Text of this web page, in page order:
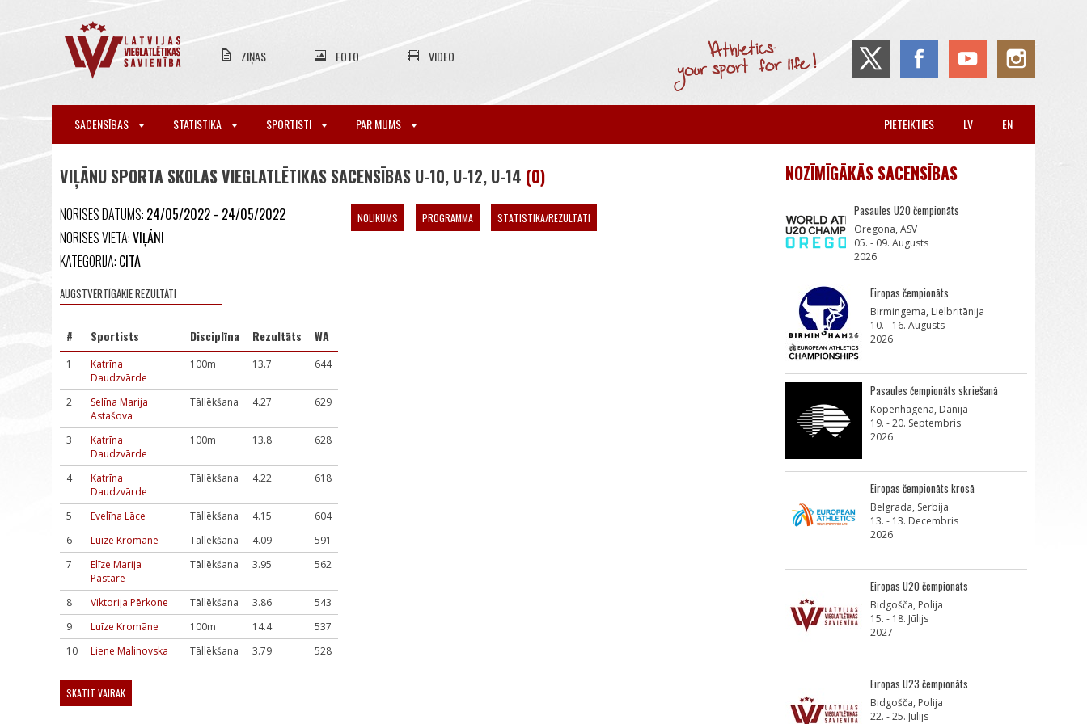
ZIŅAS FOTO VIDEO
SACENSĪBAS STATISTIKA SPORTISTI PAR MUMS EN
LV
PIETEIKTIES
VIĻĀNU SPORTA SKOLAS VIEGLATLĒTIKAS SACENSĪBAS U-10, U-12, U-14 (0)
NORISES DATUMS: 24/05/2022 - 24/05/2022
NORISES VIETA:VIĻĀNI
KATEGORIJA: CITA
AUGSTVĒRTĪGĀKIE REZULTĀTI
# Sportists Disciplīna Rezultāts WA
1
Katrīna
Daudzvārde
100m 13.7 644
2
Selīna Marija
Astašova
Tāllēkšana 4.27 629
3
Katrīna
Daudzvārde
100m 13.8 628
4
Katrīna
Daudzvārde
Tāllēkšana 4.22 618
5 Evelīna Lāce Tāllēkšana 4.15
604
6
Luīze Kromāne Tāllēkšana 4.09
591
7
Elīze Marija
Pastare
Tāllēkšana 3.95 562
8 Viktorija Pērkone Tāllēkšana 3.86
543
9
Luīze Kromāne 100m 14.4
537
10
Liene Malinovska Tāllēkšana 3.79 528
SKATĪT VAIRĀK
NOLIKUMS PROGRAMMA STATISTIKA/REZULTĀTI
NOZĪMĪGĀKĀS SACENSĪBAS
Pasaules U20 čempionāts
Oregona, ASV
05. - 09. Augusts
2026
Eiropas čempionāts
Birmingema, Lielbritānija
10. - 16. Augusts
2026
Pasaules čempionāts skriešanā
Kopenhāgena, Dānija
19. - 20. Septembris
2026
Eiropas čempionāts krosā
Belgrada, Serbija
13. - 13. Decembris
2026
Eiropas U20 čempionāts
Bidgošča, Polija
15. - 18. Jūlijs
2027
Eiropas U23 čempionāts
Bidgošča, Polija
22. - 25. Jūlijs